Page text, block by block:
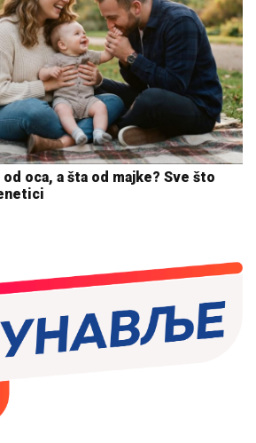
oca, a šta od majke? Sve što
је оптерећење за систем,
користи